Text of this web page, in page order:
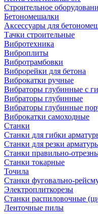
Строительное
Бетономешалки
Аксессуары для
Тачки строительные
Вибротехника
Виброплиты
Вибротрамбовки
Виброрейки для бетона
Виброкатки ручные
Вибраторы глубинные с
Вибраторы глубинные
Вибраторы глубинные
Виброкатки самоходные
Станки
Станки для гибки
Станки для резки
Станки правильно-
Станки токарные
Точила
Станки фуговально-
Электроплиткорезы
Станки распиловочные
Ленточные пилы